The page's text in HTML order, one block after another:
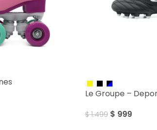
Le Groupe –
$1.499 $ 999